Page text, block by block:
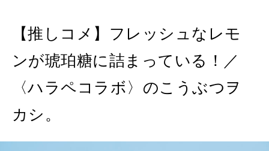
【推しコメ】フレッシュなレモ
ンが琥珀糖に詰まっている！／
〈ハラペコラボ〉のこうぶつヲ
カシ。